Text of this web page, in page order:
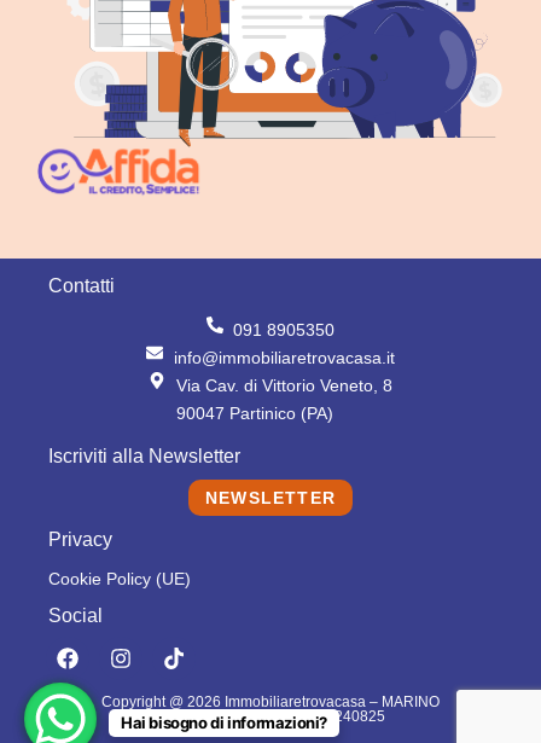
Contatti
091 8905350
info@immobiliaretrovacasa.it
Via Cav. di Vittorio Veneto, 8
90047 Partinico (PA)
Iscriviti alla Newsletter
NEWSLETTER
Privacy
Cookie Policy (UE)
Social
F
a
c
e
b
I
n
s
t
a
T
i
k
t
o
Copyright @ 2026 Immobiliaretrovacasa – MARINO
DOMENICO – P.IVA: 06796240825
Hai bisogno di informazioni?